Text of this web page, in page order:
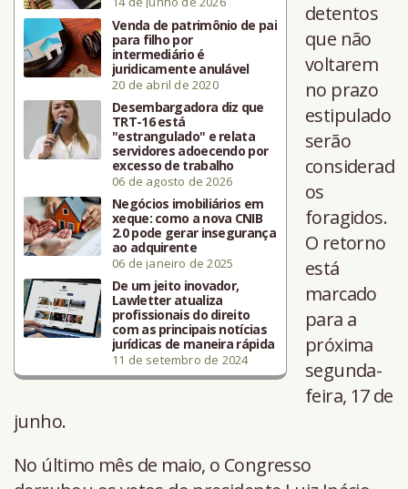
Venda de patrimônio de pai
para filho por
intermediário é
juridicamente anulável
20 de abril de 2020
Desembargadora diz que
TRT-16 está
"estrangulado" e relata
servidores adoecendo por
excesso de trabalho
06 de agosto de 2026
Negócios imobiliários em
xeque: como a nova CNIB
2.0 pode gerar insegurança
ao adquirente
06 de janeiro de 2025
De um jeito inovador,
Lawletter atualiza
profissionais do direito
com as principais notícias
jurídicas de maneira rápida
11 de setembro de 2024
detentos
que não
voltarem
no prazo
estipulado
serão
considerad
os
foragidos.
O retorno
está
marcado
para a
próxima
segunda-
feira, 17 de
junho.
No último mês de maio, o Congresso